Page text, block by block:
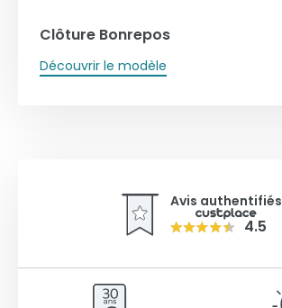
Clôture Bonrepos
Découvrir le modèle
Avis authentifiés
4.5